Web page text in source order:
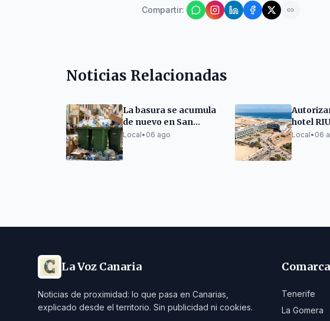
Compartir:
Noticias Relacionadas
La basura se acumula
de nuevo en San
Bartolomé de Tirajana
Local• 06 ago
hotel
Local• 06
La Voz Canaria
Noticias de proximidad: lo que pasa en Canarias,
explicado desde el territorio. Sin publicidad ni cookies.
Tenerife
La Gomera